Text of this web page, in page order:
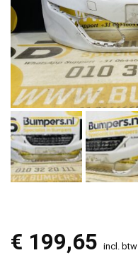
€ 199,65 incl. btw